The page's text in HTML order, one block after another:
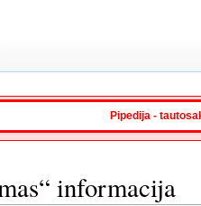
Pipedija -
informacija